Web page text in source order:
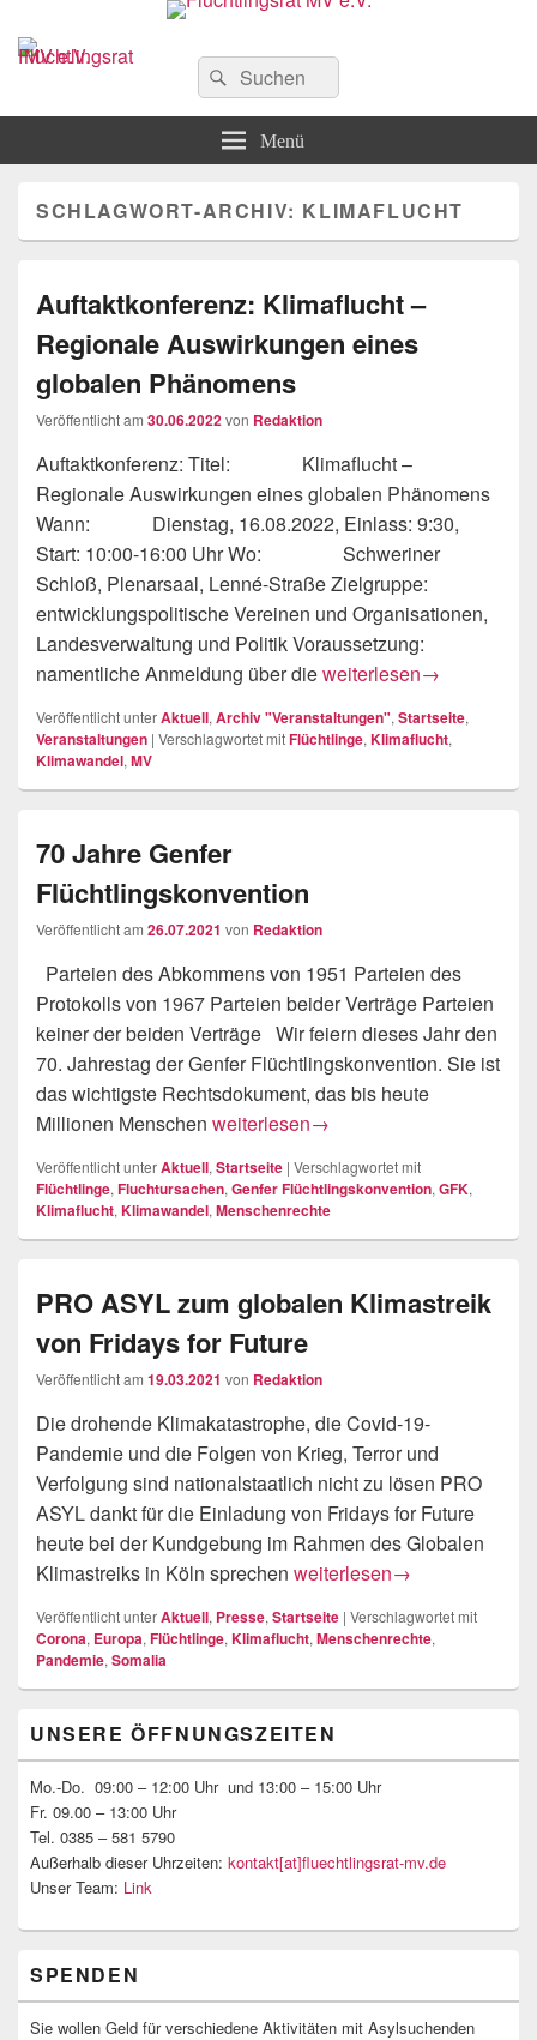
Flüchtlingsrat MV e.V.
Schwerin
Suchen
nach:
Suchen
Menü
SCHLAGWORT-ARCHIV: KLIMAFLUCHT
Auftaktkonferenz: Klimaflucht –
Regionale Auswirkungen eines
globalen Phänomens
Veröffentlicht am 30.06.2022von Redaktion
Auftaktkonferenz: Titel: Klimaflucht –
Regionale Auswirkungen eines globalen Phänomens
Wann: Dienstag, 16.08.2022, Einlass: 9:30,
Start: 10:00-16:00 Uhr Wo: Schweriner
Schloß, Plenarsaal, Lenné-Straße Zielgruppe:
entwicklungspolitische Vereinen und Organisationen,
Landesverwaltung und Politik Voraussetzung:
namentliche Anmeldung über dieAuftaktkonferenz:
weiterlesen→
Veröffentlicht unterAktuell, Archiv "Veranstaltungen", Startseite,
Veranstaltungen | Verschlagwortet mitFlüchtlinge, Klimaflucht,
Klimawandel, MV
70 Jahre Genfer
Flüchtlingskonvention
Veröffentlicht am 26.07.2021 von Redaktion
Parteien des Abkommens von 1951 Parteien des
Protokolls von 1967 Parteien beider Verträge Parteien
keiner der beiden Verträge Wir feiern dieses Jahr den
70. Jahrestag der Genfer Flüchtlingskonvention. Sie ist
das wichtigste Rechtsdokument, das bis heute
Millionen Menschen 70 Jahre Genfer
weiterlesen→
Veröffentlicht unterAktuell, Startseite | Verschlagwortet mit
Flüchtlinge, Fluchtursachen, Genfer Flüchtlingskonvention, GFK,
Klimaflucht, Klimawandel, Menschenrechte
PRO ASYL zum globalen Klimastreik
von Fridays for Future
Veröffentlicht am 19.03.2021 von Redaktion
Die drohende Klimakatastrophe, die Covid-19-
Pandemie und die Folgen von Krieg, Terror und
Verfolgung sind nationalstaatlich nicht zu lösen PRO
ASYL dankt für die Einladung von Fridays for Future
heute bei der Kundgebung im Rahmen des Globalen
Klimastreiks in Köln sprechen PRO ASYL zum globalen
weiterlesen→
Veröffentlicht unterAktuell, Presse, Startseite | Verschlagwortet mit
Corona, Europa, Flüchtlinge, Klimaflucht, Menschenrechte,
Pandemie, Somalia
Seitenleisten-
Widgetbereich
UNSERE ÖFFNUNGSZEITEN
Mo.-Do. 09:00 – 12:00 Uhr und 13:00 – 15:00 Uhr
Fr. 09.00 – 13:00 Uhr
Tel. 0385 – 581 5790
Außerhalb dieser Uhrzeiten: kontakt[at]fluechtlingsrat-mv.de
Unser Team: Link
SPENDEN
Sie wollen Geld für verschiedene Aktivitäten mit Asylsuchenden